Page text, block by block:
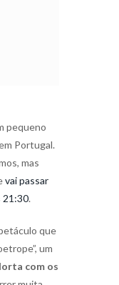
pequeno
Portugal.
mas
vai passar
21:30.
que
um
com os